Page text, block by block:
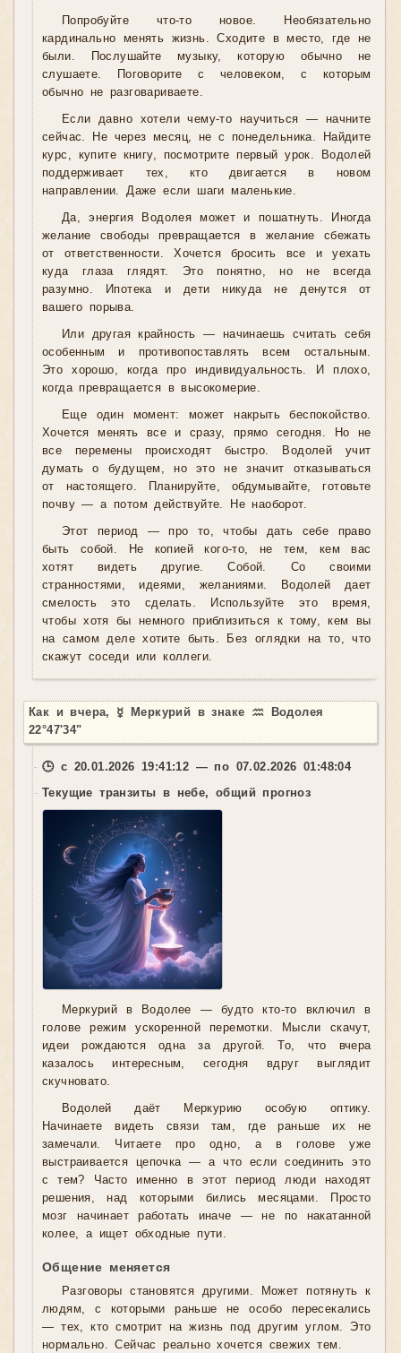
Попробуйте что-то новое. Необязательно
кардинально менять жизнь. Сходите в место, где не
были. Послушайте музыку, которую обычно не
слушаете. Поговорите с человеком, с которым
обычно не разговариваете.
Если давно хотели чему-то научиться — начните
сейчас. Не через месяц, не с понедельника. Найдите
курс, купите книгу, посмотрите первый урок. Водолей
поддерживает тех, кто двигается в новом
направлении. Даже если шаги маленькие.
Да, энергия Водолея может и пошатнуть. Иногда
желание свободы превращается в желание сбежать
от ответственности. Хочется бросить все и уехать
куда глаза глядят. Это понятно, но не всегда
разумно. Ипотека и дети никуда не денутся от
вашего порыва.
Или другая крайность — начинаешь считать себя
особенным и противопоставлять всем остальным.
Это хорошо, когда про индивидуальность. И плохо,
когда превращается в высокомерие.
Еще один момент: может накрыть беспокойство.
Хочется менять все и сразу, прямо сегодня. Но не
все перемены происходят быстро. Водолей учит
думать о будущем, но это не значит отказываться
от настоящего. Планируйте, обдумывайте, готовьте
почву — а потом действуйте. Не наоборот.
Этот период — про то, чтобы дать себе право
быть собой. Не копией кого-то, не тем, кем вас
хотят видеть другие. Собой. Со своими
странностями, идеями, желаниями. Водолей дает
смелость это сделать. Используйте это время,
чтобы хотя бы немного приблизиться к тому, кем вы
на самом деле хотите быть. Без оглядки на то, что
скажут соседи или коллеги.
Как и вчера, ☿ Меркурий в знаке ♒ Водолея
22°47'34"
🕒 с 20.01.2026 19:41:12 — по 07.02.2026 01:48:04
Текущие транзиты в небе, общий прогноз
Меркурий в Водолее — будто кто-то включил в
голове режим ускоренной перемотки. Мысли скачут,
идеи рождаются одна за другой. То, что вчера
казалось интересным, сегодня вдруг выглядит
скучновато.
Водолей даёт Меркурию особую оптику.
Начинаете видеть связи там, где раньше их не
замечали. Читаете про одно, а в голове уже
выстраивается цепочка — а что если соединить это
с тем? Часто именно в этот период люди находят
решения, над которыми бились месяцами. Просто
мозг начинает работать иначе — не по накатанной
колее, а ищет обходные пути.
Общение меняется
Разговоры становятся другими. Может потянуть к
людям, с которыми раньше не особо пересекались
— тех, кто смотрит на жизнь под другим углом. Это
нормально. Сейчас реально хочется свежих тем.